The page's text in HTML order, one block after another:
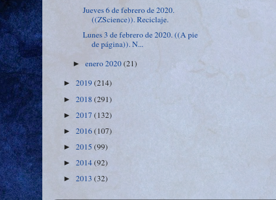
Jueves 6 de febrero de 2020.
((ZScience)). Reciclaje.
Lunes 3 de febrero de 2020. ((A pie
de página)). N...
►enero 2020(21)
► 2019(214)
► 2018 (291)
► 2017 (132)
► 2016(107)
► 2015 (99)
► 2014(92)
► 2013 (32)